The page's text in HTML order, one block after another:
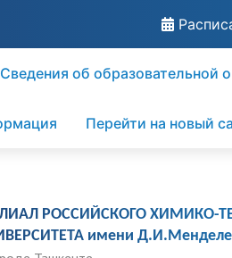
Сведения об образовательной
Перейти на новый
РОССИЙСКОГО ХИМИКО-
имени